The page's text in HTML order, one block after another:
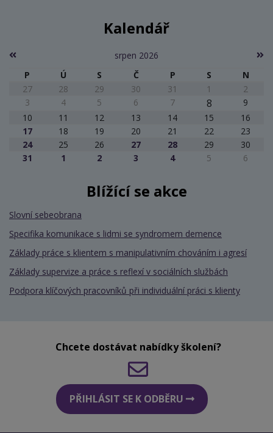
Kalendář
srpen 2026
P
Ú S Č P S
N
27
28 29 30 31 1
2
3
4 5 6 7 8
9
10
11 12 13 14 15
16
17
18 19 20 21 22
23
24
25 26 27 28 29
30
31
1 2 3 4 5 6
Blížící se akce
Slovní sebeobrana
Specifika komunikace s lidmi se syndromem demence
Základy práce s klientem s manipulativním chováním i agresí
Základy supervize a práce s reflexí v sociálních službách
Podpora klíčových pracovníků při individuální práci s klienty
Chcete dostávat nabídky školení?
PŘIHLÁSIT SE K ODBĚRU